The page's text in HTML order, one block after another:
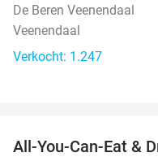
De Beren Veenendaal
Veenendaal
Verkocht: 1.247
All-You-Can-Eat &